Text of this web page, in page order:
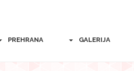
PREHRANA GALERIJA